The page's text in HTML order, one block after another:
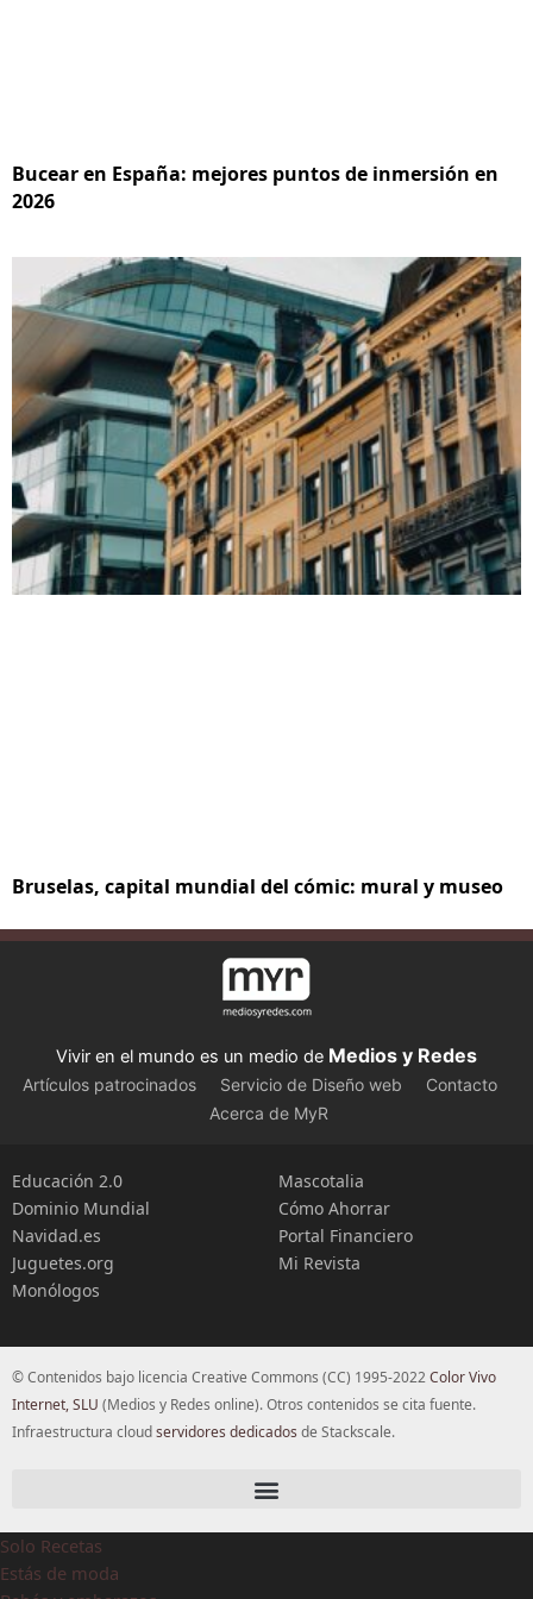
Bucear en España: mejores puntos de inmersión en
2026
Bruselas, capital mundial del cómic: mural y museo
Vivir en el mundo es un medio de Medios y Redes
Artículos patrocinados Servicio de Diseño web
Contacto
Acerca de MyR
Educación 2.0
Dominio Mundial
Navidad.es
Juguetes.org
Monólogos
Mascotalia
Cómo Ahorrar
Portal Financiero
Mi Revista
© Contenidos bajo licencia Creative Commons (CC) 1995-2022Color Vivo
Internet, SLU (Medios y Redes online). Otros contenidos se cita fuente.
Infraestructura cloudservidores dedicados de Stackscale.
Solo Recetas
Estás de moda